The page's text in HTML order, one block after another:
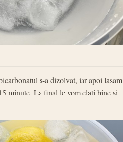
s-a dizolvat, iar apoi lasam
15 minute. La final le vom clati bine si